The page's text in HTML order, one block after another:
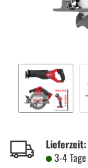
Lieferzeit:
3-4 Tage